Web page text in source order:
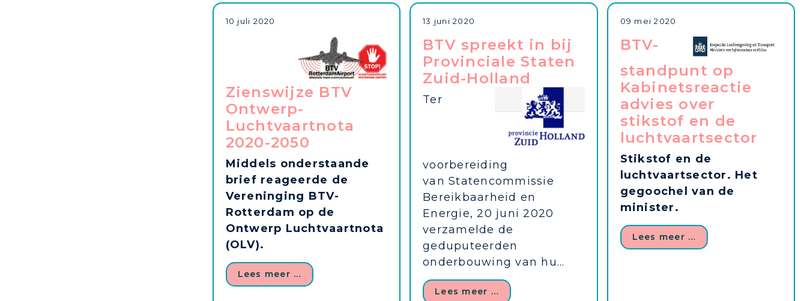
10 juli 2020
Zienswijze BTV
Ontwerp-
Luchtvaartnota
2020-2050
Middels onderstaande
brief reageerde de
Vereninging BTV-
Rotterdam op de
Ontwerp Luchtvaartnota
(OLV).
Lees meer …
13 juni 2020
BTV spreekt in bij
Provinciale Staten
Zuid-Holland
Ter
voorbereiding
van Statencommissie
Bereikbaarheid en
Energie, 20 juni 2020
verzamelde de
geduputeerden
onderbouwing van hu...
Lees meer …
09 mei 2020
BTV-
standpunt op
Kabinetsreactie
advies over
stikstof en de
luchtvaartsector
Stikstof en de
luchtvaartsector. Het
gegoochel van de
minister.
Lees meer …